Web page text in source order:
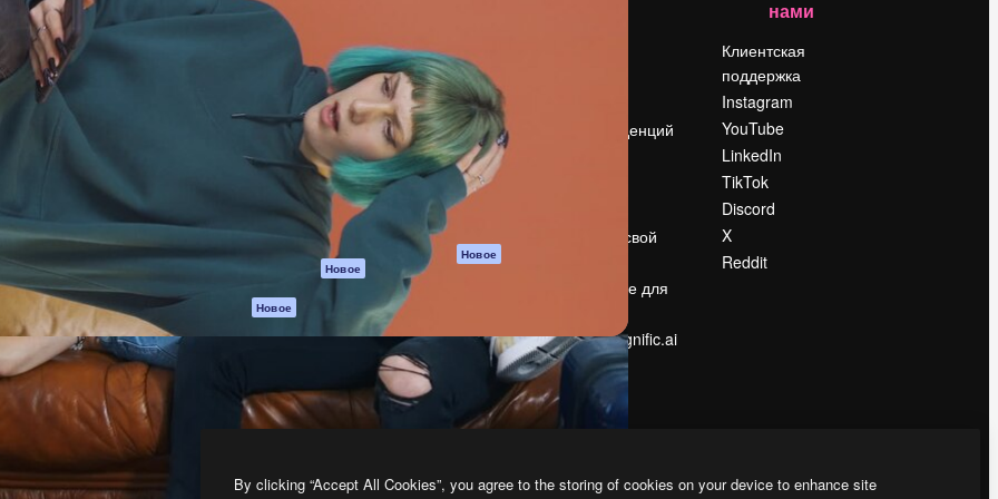
для создания
Более 1 миллиона
креаторов,
и студий.
Spaces
ИИ-помощник
изображений ИИ
Генератор видео
Генератор голоса
на основе ИИ
Стоковый контент
MCP для
Новое
Новое
API
приложение
Все инструменты
Документация по
Пакету ИИ
Служба
поддержки
Условия и
положения
Политика
конфиденциальности
Оригиналы
Новое
Политика файлов
cookie
Центр доверия
Партнеры
Предприятие
Поиск тенденций
Продайте свой
Помещение для
Ищете magnific.ai
нами
Клиентская
поддержка
Instagram
YouTube
LinkedIn
TikTok
Discord
X
Reddit
By clicking “Accept All Cookies”, you agree to the storing of cookies on your device to enhance site